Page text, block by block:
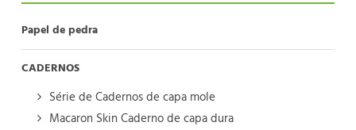
Papel de pedra
CADERNOS
Série de Cadernos de capa mole
Macaron Skin Caderno de capa dura